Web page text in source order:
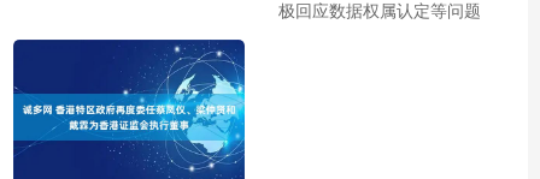
极回应数据权属认定等问题